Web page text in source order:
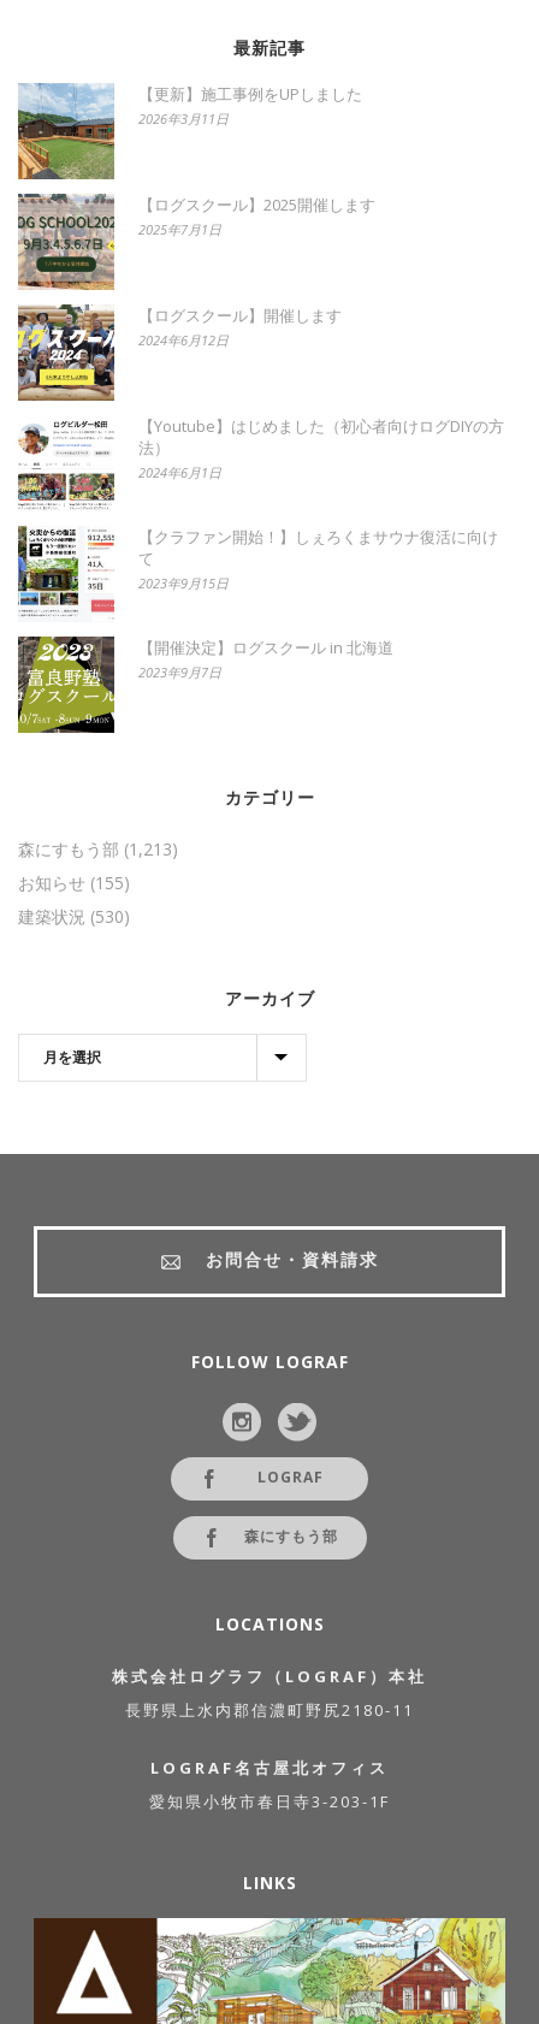
最新記事
【更新】施工事例をUPしました
2026年3月11日
【ログスクール】2025開催します
2025年7月1日
【ログスクール】開催します
2024年6月12日
【Youtube】はじめました（初心者向けログDIYの方
法）
2024年6月1日
【クラファン開始！】しぇろくまサウナ復活に向け
て
2023年9月15日
【開催決定】ログスクール in 北海道
2023年9月7日
カテゴリー
森にすもう部 (1,213)
お知らせ (155)
建築状況 (530)
アーカイブ
お問合せ・資料請求
FOLLOW LOGRAF
LOGRAF
森にすもう部
LOCATIONS
株式会社ログラフ（LOGRAF）本社
長野県上水内郡信濃町野尻2180-11
LOGRAF名古屋北オフィス
愛知県小牧市春日寺3-203-1F
LINKS